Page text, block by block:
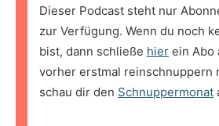
Dieser Podcast steht nur
zur Verfügung. Wenn du noch
bist, dann schließe hier ein Abo
vorher erstmal reinschnuppern
schau dir den Schnuppermonat